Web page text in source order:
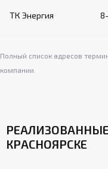
ТК Энергия
Полный список адресов
компании.
КРАСНОЯРСКЕ